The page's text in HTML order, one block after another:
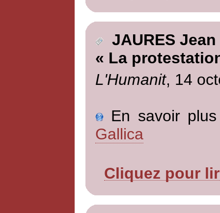
JAURES Jean
« La
L'Humanit, 14
En savoir
Gallica
Cliquez pour